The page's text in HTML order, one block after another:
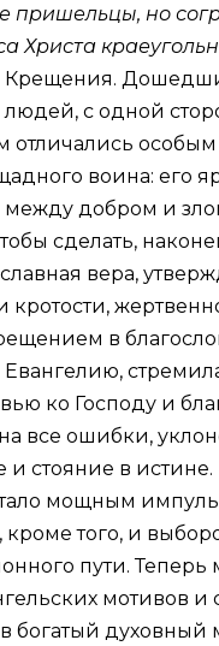
пришельцы, но
Христа
с одной
отличались
воина: его
добром и
сделать,
вера,
в
ко Господу и
все ошибки,
стояние в истине.
мощным
того, и
пути.
богатый